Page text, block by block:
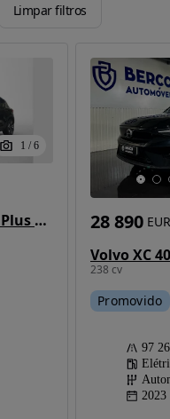
Limpar filtros
1 / 6
Volvo XC 40 2.0 B3 Plus Dark
238 cv
28 890 EUR
Promovido
97
2023